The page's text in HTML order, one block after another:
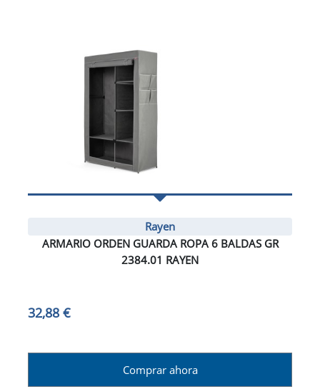
Rayen
ARMARIO ORDEN GUARDA ROPA 6 BALDAS GR
2384.01 RAYEN
32,88 €
Comprar ahora